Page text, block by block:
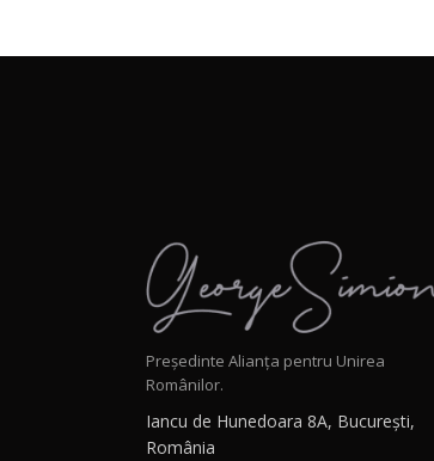
Președinte Alianța pentru Unirea
Românilor.
Iancu de Hunedoara 8A, București,
România